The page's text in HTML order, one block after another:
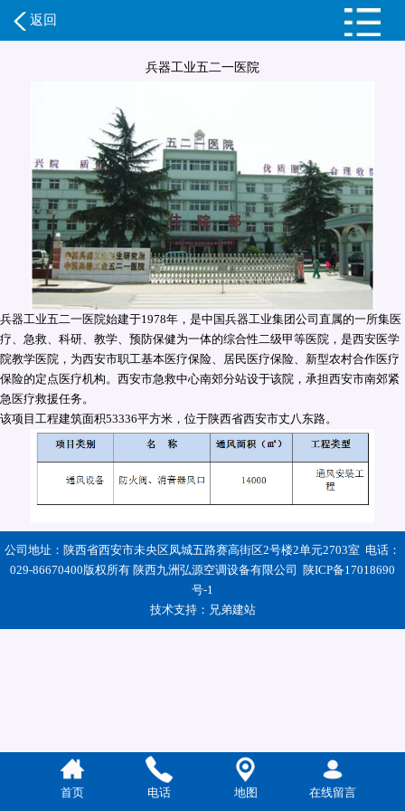
返回
兵器工业五二一医院
兵器工业五二一医院始建于1978年，是中国兵器工业集团公司直属的一所集医
疗、急救、科研、教学、预防保健为一体的综合性二级甲等医院，是西安医学
院教学医院，为西安市职工基本医疗保险、居民医疗保险、新型农村合作医疗
保险的定点医疗机构。西安市急救中心南郊分站设于该院，承担西安市南郊紧
急医疗救援任务。
该项目工程建筑面积53336平方米，位于陕西省西安市丈八东路。
公司地址：陕西省西安市未央区凤城五路赛高街区2号楼2单元2703室 电话：
029-86670400版权所有 陕西九洲弘源空调设备有限公司 陕ICP备17018690
号-1
技术支持： 兄弟建站
首页 电话 地图 在线留言